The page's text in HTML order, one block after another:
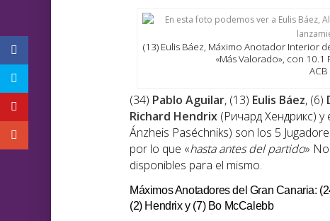
(13) Eulis Báez, Máximo Anotador Interior
«Más Valorado», con
(34) Pablo Aguilar, (13) Eulis Báez, (6)
Richard Hendrix (Ричард Хендрикс) y
Ánzheis Paséchniks) son los 5
por lo que «hasta antes del partido»
disponibles para el mismo.
Máximos Anotadores del Gran Canaria:
(2) Hendrix y (7) Bo McCalebb